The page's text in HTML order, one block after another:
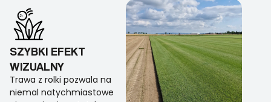
SZYBKI EFEKT
WIZUALNY
Trawa z rolki pozwala na
niemal natychmiastowe